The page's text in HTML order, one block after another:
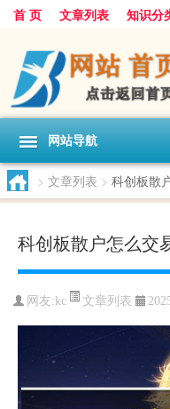
首 页 文章列表 知识分
网站导航
> 文章列表 > 科创板散
科创板散户怎么交
网友:kc 文章列表